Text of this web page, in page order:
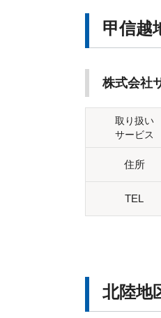
甲信越
株式会社
取り扱い
サービス
住所
TEL
北陸地